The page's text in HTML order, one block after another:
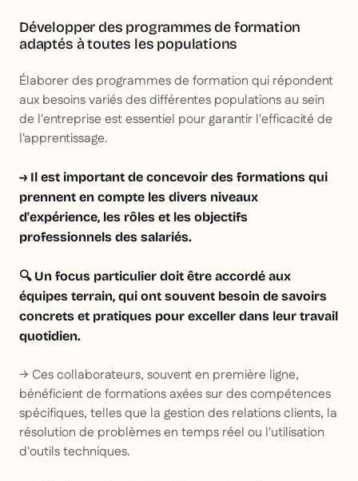
Développer des programmes de formation
adaptés à toutes les populations
Élaborer des programmes de formation qui répondent
aux besoins variés des différentes populations au sein
de l'entreprise est essentiel pour garantir l'efficacité de
l'apprentissage.
→ Il est important de concevoir des formations qui
prennent en compte les divers niveaux
d'expérience, les rôles et les objectifs
professionnels des salariés.
🔍 Un focus particulier doit être accordé aux
équipes terrain, qui ont souvent besoin de savoirs
concrets et pratiques pour exceller dans leur travail
quotidien.
→ Ces collaborateurs, souvent en première ligne,
bénéficient de formations axées sur des compétences
spécifiques, telles que la gestion des relations clients, la
résolution de problèmes en temps réel ou l'utilisation
d'outils techniques.